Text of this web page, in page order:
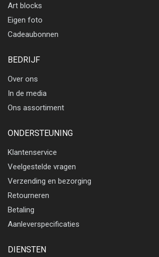
Art blocks
Eigen foto
Cadeaubonnen
BEDRIJF
Over ons
In de media
Ons assortiment
ONDERSTEUNING
Klantenservice
Veelgestelde vragen
Verzending en bezorging
Retourneren
Betaling
Aanleverspecificaties
DIENSTEN